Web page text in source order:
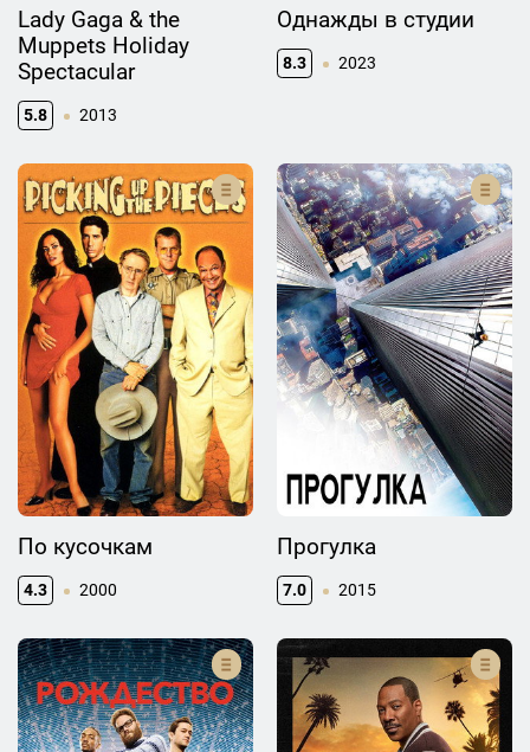
Lady Gaga & the
Muppets Holiday
Spectacular
5.8 2013
Однажды в студии
8.3 2023
По кусочкам
4.3 2000
Прогулка
7.0 2015